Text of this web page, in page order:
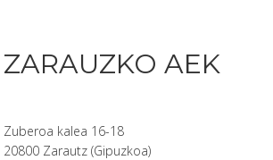
ZARAUZKO AEK
Zuberoa kalea 16-18
20800 Zarautz (Gipuzkoa)